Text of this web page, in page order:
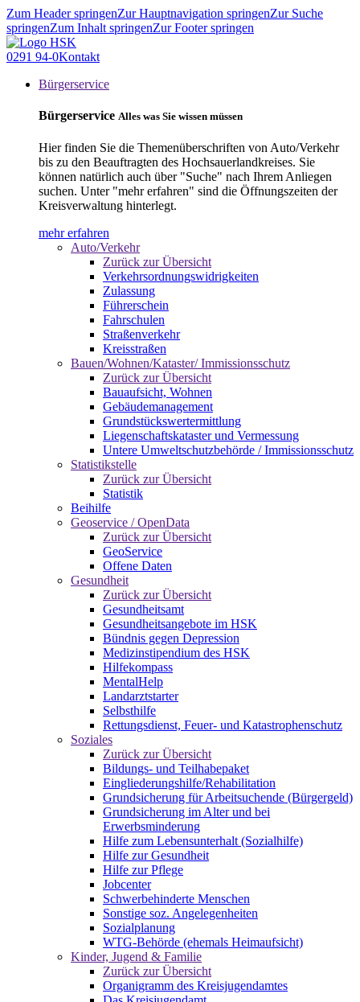
Zum Header springenZur Hauptnavigation springenZur Suche
springenZum Inhalt springenZur Footer springen
0291 94-0Kontakt
Bürgerservice
Bürgerservice Alles was Sie wissen müssen
Hier finden Sie die Themenüberschriften von Auto/Verkehr
bis zu den Beauftragten des Hochsauerlandkreises. Sie
können natürlich auch über "Suche" nach Ihrem Anliegen
suchen. Unter "mehr erfahren" sind die Öffnungszeiten der
Kreisverwaltung hinterlegt.
mehr erfahren
Auto/Verkehr
Zurück zur Übersicht
Verkehrsordnungswidrigkeiten
Zulassung
Führerschein
Fahrschulen
Straßenverkehr
Kreisstraßen
Bauen/Wohnen/Kataster/ Immissionsschutz
Zurück zur Übersicht
Bauaufsicht, Wohnen
Gebäudemanagement
Grundstückswertermittlung
Liegenschaftskataster und Vermessung
Untere Umweltschutzbehörde / Immissionsschutz
Statistikstelle
Zurück zur Übersicht
Statistik
Beihilfe
Geoservice / OpenData
Zurück zur Übersicht
GeoService
Offene Daten
Gesundheit
Zurück zur Übersicht
Gesundheitsamt
Gesundheitsangebote im HSK
Bündnis gegen Depression
Medizinstipendium des HSK
Hilfekompass
MentalHelp
Landarztstarter
Selbsthilfe
Rettungsdienst, Feuer- und Katastrophenschutz
Soziales
Zurück zur Übersicht
Bildungs- und Teilhabepaket
Eingliederungshilfe/Rehabilitation
Grundsicherung für Arbeitsuchende (Bürgergeld)
Grundsicherung im Alter und bei
Erwerbsminderung
Hilfe zum Lebensunterhalt (Sozialhilfe)
Hilfe zur Gesundheit
Hilfe zur Pflege
Jobcenter
Schwerbehinderte Menschen
Sonstige soz. Angelegenheiten
Sozialplanung
WTG-Behörde (ehemals Heimaufsicht)
Kinder, Jugend & Familie
Zurück zur Übersicht
Organigramm des Kreisjugendamtes